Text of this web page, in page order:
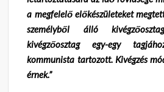
a megfelelő előkészületeket
személyből álló
kivégzőosztag egy-egy
kommunista tartozott. Kivégzés
érnek.”